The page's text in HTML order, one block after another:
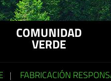
FABRICACIÓN
COMUNIDAD
VERDE